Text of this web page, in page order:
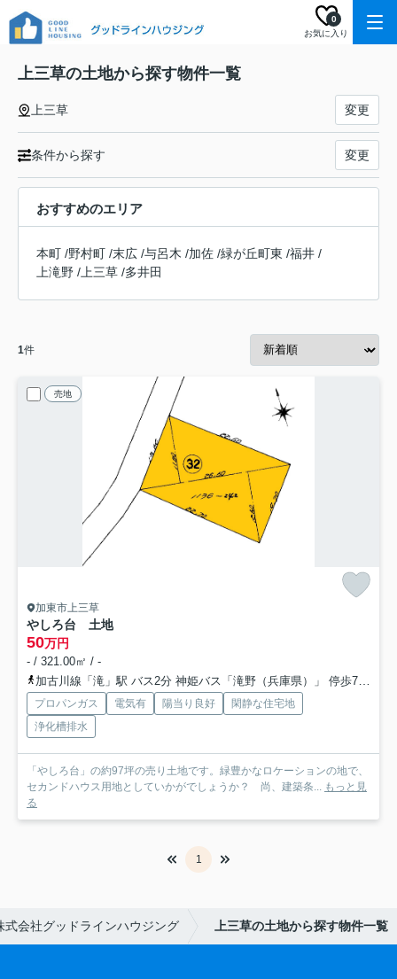
お気に入り
0
上三草の土地から探す物件一覧
上三草 変更
条件から探す 変更
おすすめのエリア
本町 /野村町 /末広 /与呂木 /加佐 /緑が丘町東 /福井 /
上滝野 / 上三草 /多井田
1件
売地
加東市上三草
やしろ台 土地
50万円
- / 321.00㎡ / -
加古川線「滝」駅 バス2分 神姫バス「滝野（兵庫県）」 停歩72分
プロパンガス 電気有 陽当り良好
閑静な住宅地
浄化槽排水
「やしろ台」の約97坪の売り土地です。緑豊かなロケーションの地で、
セカンドハウス用地としていかがでしょうか？ 尚、建築条... もっと見
る
1
会社グッドラインハウジング 上三草の土地から探す物件一覧